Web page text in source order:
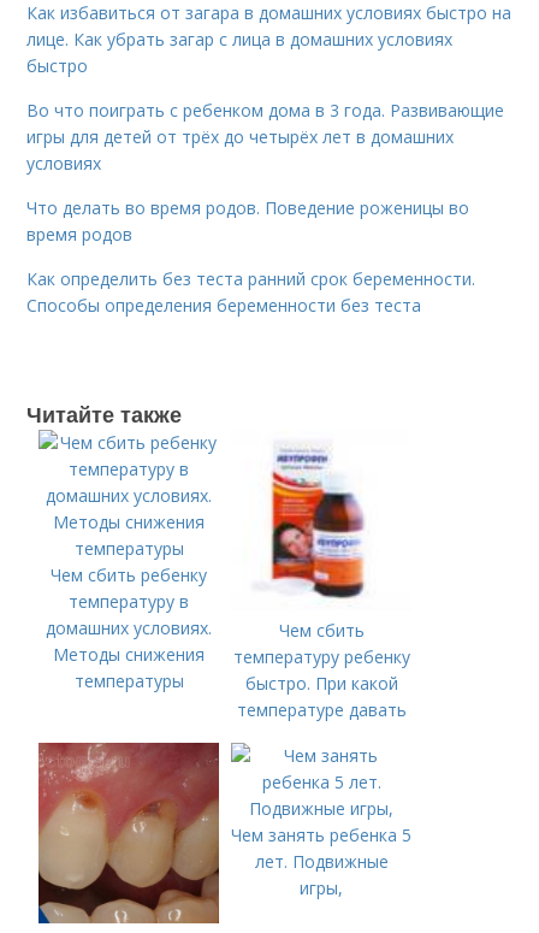
Как избавиться от загара в домашних условиях быстро на
лице. Как убрать загар с лица в домашних условиях
быстро
Во что поиграть с ребенком дома в 3 года. Развивающие
игры для детей от трёх до четырёх лет в домашних
условиях
Что делать во время родов. Поведение роженицы во
время родов
Как определить без теста ранний срок беременности.
Способы определения беременности без теста
Читайте также
Чем сбить ребенку
температуру в
домашних условиях.
Методы снижения
температуры
Чем сбить
температуру ребенку
быстро. При какой
температуре давать
ребенку?
Чем занять ребенка 5
лет. Подвижные
игры,